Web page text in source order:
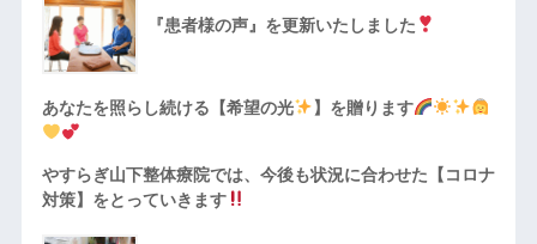
『患者様の声』を更新いたしました
あなたを照らし続ける【希望の光 】を贈ります
やすらぎ山下整体療院では、今後も状況に合わせた【コロナ
対策】をとっていきます